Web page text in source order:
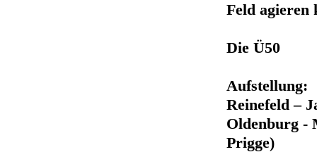
Feld
Die Ü50
Aufstellung:
Reinefeld –
Oldenburg -
Prigge)